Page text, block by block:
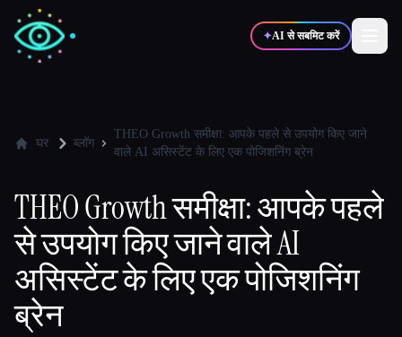
✦AI से सबमिट करें
🎨डिज़ाइनर
💻डेवलपर्स
🎓विद्यार्थी 🎬क्रिएटर्स
घर ब्लॉग
THEO Growth समीक्षा: आपके पहले से उपयोग किए जाने
वाले AI असिस्टेंट के लिए एक पोजिशनिंग ब्रेन
THEO Growth समीक्षा: आपके पहले
से उपयोग किए जाने वाले AI
असिस्टेंट के लिए एक पोजिशनिंग
ब्रेन